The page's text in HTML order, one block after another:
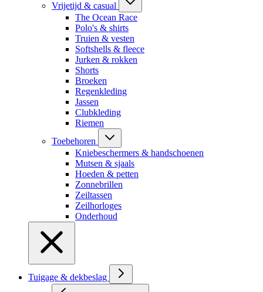
Vrijetijd & casual
The Ocean Race
Polo's & shirts
Truien & vesten
Softshells & fleece
Jurken & rokken
Shorts
Broeken
Regenkleding
Jassen
Clubkleding
Riemen
Toebehoren
Kniebeschermers & handschoenen
Mutsen & sjaals
Hoeden & petten
Zonnebrillen
Zeiltassen
Zeilhorloges
Onderhoud
Tuigage & dekbeslag